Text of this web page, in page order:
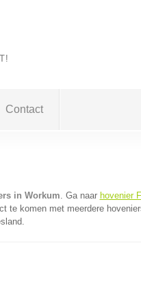
Contact
in Workum. Ga naar hovenier
te komen met meerdere